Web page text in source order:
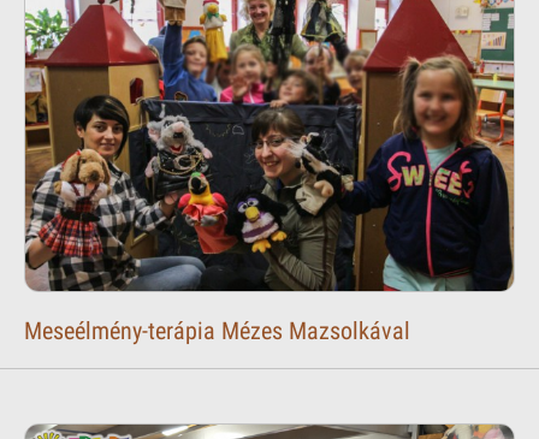
Meseélmény-terápia Mézes Mazsolkával